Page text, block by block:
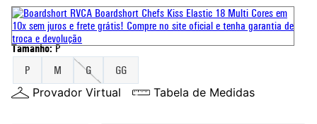
Tamanho: P
P
M G GG
Provador Virtual Tabela de Medidas